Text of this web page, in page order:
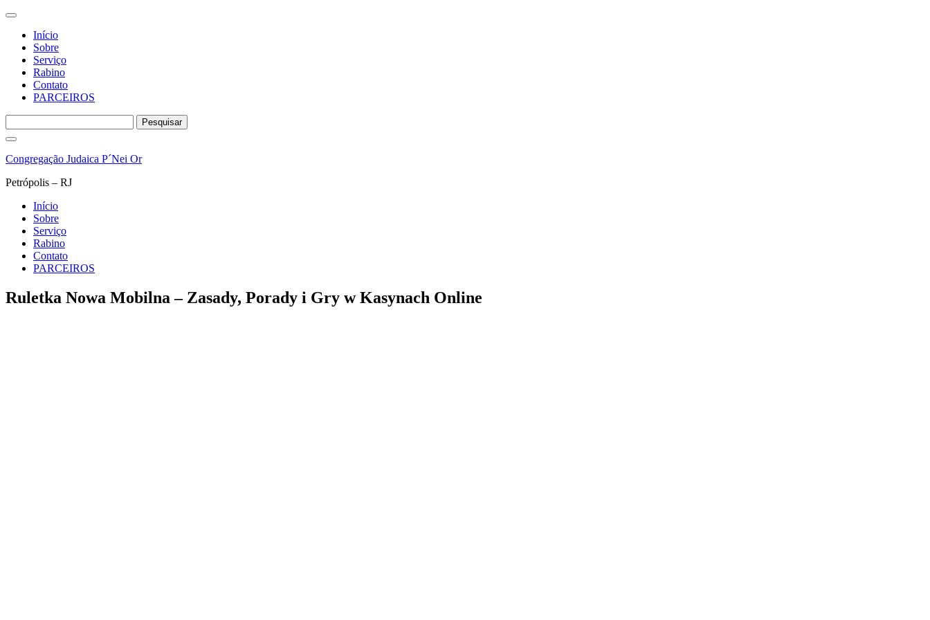
Início
Sobre
Serviço
Rabino
Contato
PARCEIROS
por:
Pular
o
Congregação Judaica P´Nei Or
Petrópolis – RJ
Início
Sobre
Serviço
Rabino
Contato
PARCEIROS
Ruletka Nowa Mobilna – Zasady, Porady i Gry w Kasynach Online